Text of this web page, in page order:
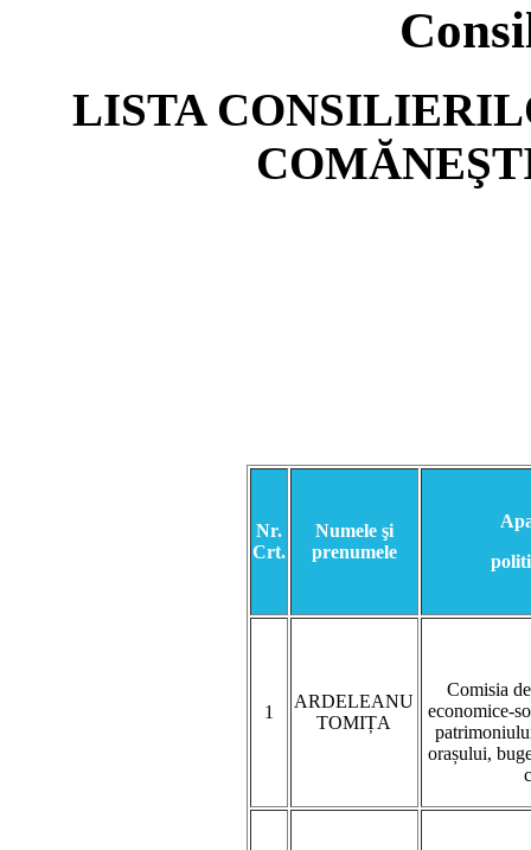
LISTA
Nr.
Crt.
Numele şi
prenumele
1
ARDELEANU
TOMIȚA
Comisia
economice-
orașului,